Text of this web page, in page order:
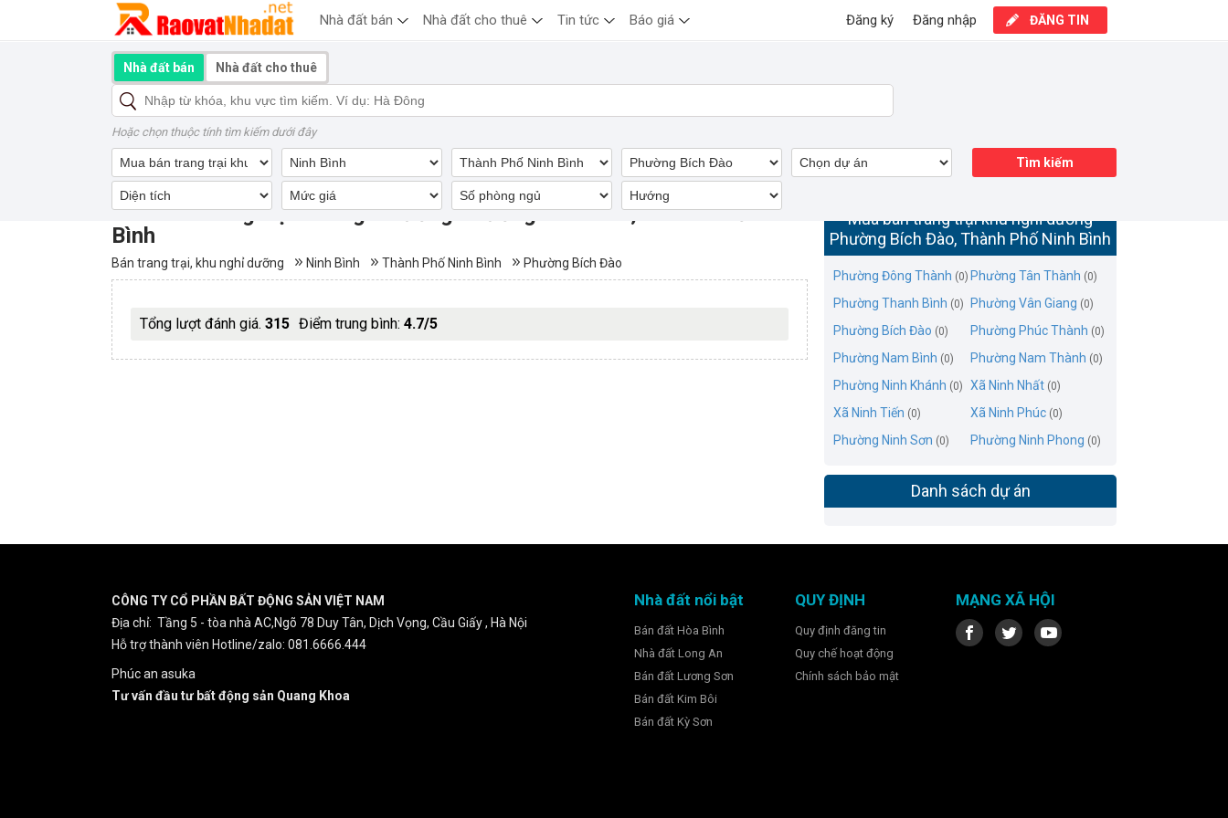
Mua bán trang trại khu nghỉ dưỡng Phường Bích Đào, Thành Phố Ninh
Bình
Bán trang trại, khu nghỉ dưỡng Ninh Bình Thành Phố Ninh Bình Phường Bích Đào
Tổng lượt đánh giá. 315 Điểm trung bình: 4.7/5
Mua bán trang trại khu nghỉ dưỡng
Phường Bích Đào, Thành Phố Ninh Bình
Phường Đông Thành (0) Phường Tân Thành (0)
Phường Thanh Bình (0) Phường Vân Giang (0)
Phường Bích Đào (0) Phường Phúc Thành (0)
Phường Nam Bình (0) Phường Nam Thành (0)
Phường Ninh Khánh (0) Xã Ninh Nhất (0)
Xã Ninh Tiến (0) Xã Ninh Phúc (0)
Phường Ninh Sơn (0) Phường Ninh Phong (0)
Danh sách dự án
Nhà đất bán Nhà đất cho thuê
Hoặc chọn thuộc tính tìm kiếm dưới đây
Tìm kiếm
Nhà đất bán Nhà đất cho thuê Tin tức Báo giá ĐĂNG TIN
Đăng nhập
Đăng ký
CÔNG TY CỔ PHẦN BẤT ĐỘNG SẢN VIỆT NAM
Địa chỉ: Tầng 5 - tòa nhà AC,Ngõ 78 Duy Tân, Dịch Vọng, Cầu Giấy , Hà Nội
Hỗ trợ thành viên Hotline/zalo: 081.6666.444
Phúc an asuka
Tư vấn đầu tư bất động sản Quang Khoa
Nhà đất nổi bật
Bán đất Hòa Bình
Nhà đất Long An
Bán đất Lương Sơn
Bán đất Kim Bôi
Bán đất Kỳ Sơn
QUY ĐỊNH
Quy định đăng tin
Quy chế hoạt động
Chính sách bảo mật
MẠNG XÃ HỘI